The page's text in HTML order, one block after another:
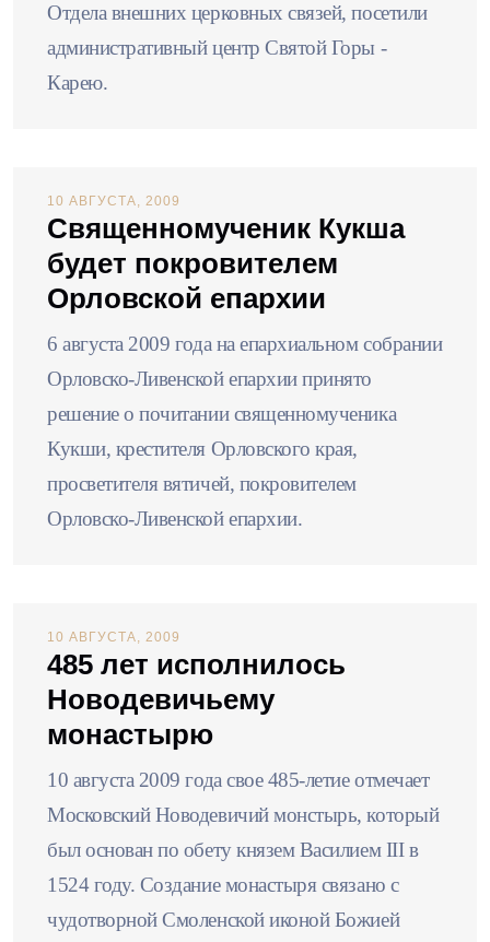
Отдела внешних церковных связей, посетили
административный центр Святой Горы -
Карею.
10 АВГУСТА, 2009
Священномученик Кукша
будет покровителем
Орловской епархии
6 августа 2009 года на епархиальном собрании
Орловско-Ливенской епархии принято
решение о почитании священномученика
Кукши, крестителя Орловского края,
просветителя вятичей, покровителем
Орловско-Ливенской епархии.
10 АВГУСТА, 2009
485 лет исполнилось
Новодевичьему
монастырю
10 августа 2009 года свое 485-летие отмечает
Московский Новодевичий монстырь, который
был основан по обету князем Василием III в
1524 году. Создание монастыря связано с
чудотворной Смоленской иконой Божией